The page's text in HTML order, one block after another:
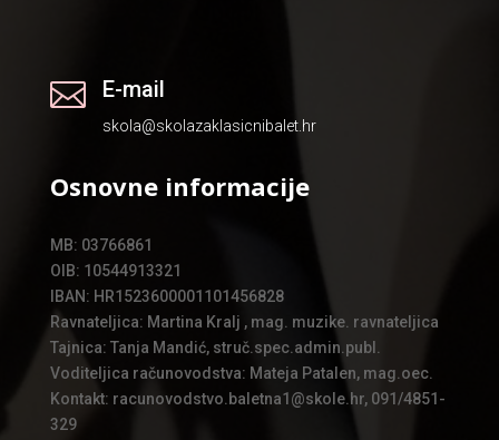
 E-mail
skola@skolazaklasicnibalet.hr
Osnovne informacije
MB: 03766861
OIB: 10544913321
IBAN: HR1523600001101456828
Ravnateljica: Martina Kralj , mag. muzike. ravnateljica
Tajnica: Tanja Mandić, struč.spec.admin.publ.
Voditeljica računovodstva: Mateja Patalen, mag.oec.
Kontakt: racunovodstvo.baletna1@skole.hr, 091/4851-
329